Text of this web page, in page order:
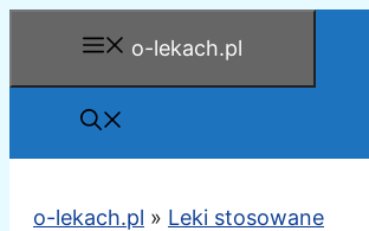
o-lekach.pl
o-lekach.pl » Leki stosowane